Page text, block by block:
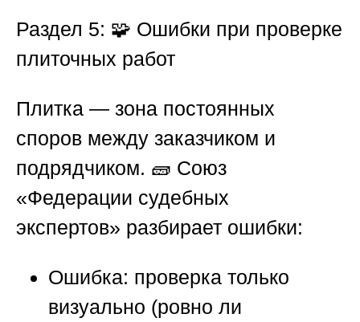
Раздел 5: 🧩 Ошибки при проверке
плиточных работ
Плитка — зона постоянных
споров между заказчиком и
подрядчиком. 🧱 Союз
«Федерации судебных
экспертов» разбирает ошибки:
Ошибка: проверка только
визуально (ровно ли